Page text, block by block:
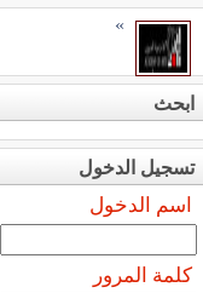
»
ابحث
تسجيل الدخول
اسم الدخول
كلمة المرور